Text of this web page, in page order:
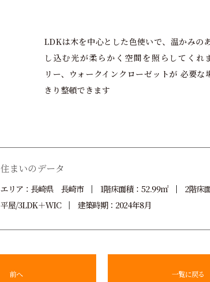
LDKは木を中心とした色使いで、温かみの
し込む光が柔らかく空間を照らしてく
リー、ウォークインクローゼットが 必要
きり整頓できます
住まいのデータ
エリア：長崎県 長崎市 1階床面積：52.99㎡ 2階床
平屋/3LDK＋WIC
建築時期：2024年8月
前へ 一覧に戻る